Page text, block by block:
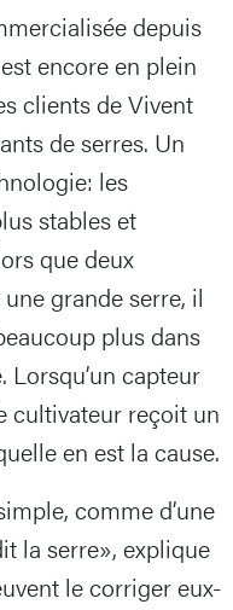
depuis
encore en plein
clients de Vivent
de serres. Un
les
stables et
que deux
grande serre, il
plus dans
capteur
cultivateur reçoit un
en est la cause.
comme d’une
la serre», explique
le corriger eux-